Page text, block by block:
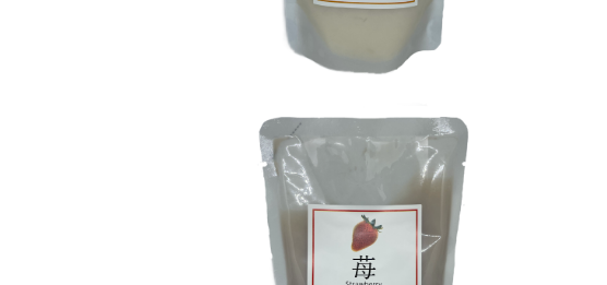
あまざけ いちご
SOLD OUT